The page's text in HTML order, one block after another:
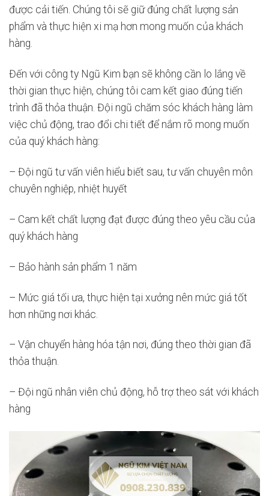
được cải tiến. Chúng tôi sẽ giữ đúng chất lượng sản
phẩm và thực hiện xi mạ hơn mong muốn của khách
hàng.
Đến với công ty Ngũ Kim bạn sẽ không cần lo lắng về
thời gian thực hiện, chúng tôi cam kết giao đúng tiến
trình đã thỏa thuận. Đội ngũ chăm sóc khách hàng làm
việc chủ động, trao đổi chi tiết để nắm rõ mong muốn
của quý khách hàng:
– Đội ngũ tư vấn viên hiểu biết sau, tư vấn chuyên môn
chuyên nghiệp, nhiệt huyết
– Cam kết chất lượng đạt được đúng theo yêu cầu của
quý khách hàng
– Bảo hành sản phẩm 1 năm
– Mức giá tối ưa, thực hiện tại xưởng nên mức giá tốt
hơn những nơi khác.
– Vận chuyển hàng hóa tận nơi, đúng theo thời gian đã
thỏa thuận.
– Đội ngũ nhân viên chủ động, hỗ trợ theo sát với khách
hàng